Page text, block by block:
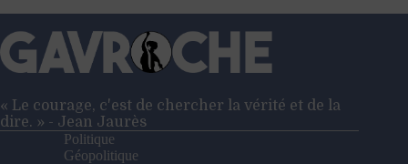
basculé
à
droite
»
Entretien
avec
Vincent
Tiberj
« Le courage, c'est de chercher la vérité et de la
dire. » - Jean Jaurès
Politique
Géopolitique